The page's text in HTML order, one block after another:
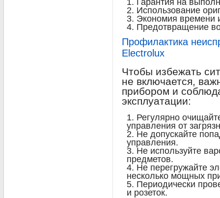
Гарантия на
Использование
Экономия времени
Предотвращение
Профилактика
Electrolux
Чтобы избежать
не включается,
прибором и
эксплуатации:
Регулярно
управления от
Не допускайте
управления.
Не используйте
предметов.
Не перегружайте
несколько мощных
Периодически
и розеток.